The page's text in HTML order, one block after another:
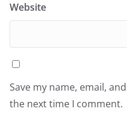
Website
Save my name, email,
the next time I comment.